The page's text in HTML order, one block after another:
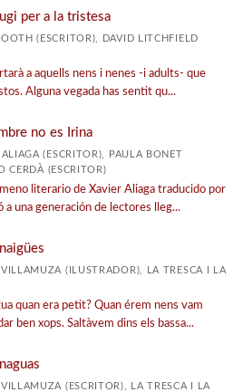
per a la tristesa
(ESCRITOR), DAVID LITCHFIELD
a aquells nens i nenes -i adults- que
Alguna vegada has sentit qu...
no es Irina
ALIAGA (ESCRITOR), PAULA BONET
CERDÀ (ESCRITOR)
literario de Xavier Aliaga traducido por
a una generación de lectores lleg...
(ILUSTRADOR), LA TRESCA I LA
quan era petit? Quan érem nens vam
ben xops. Saltàvem dins els bassa...
(ESCRITOR), LA TRESCA I LA